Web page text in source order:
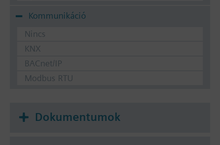
Kommunikáció
Nincs
KNX
BACnet/IP
Modbus RTU
Dokumentumok